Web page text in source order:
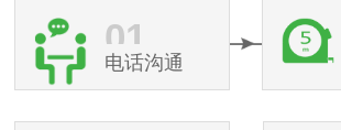
01
电话沟通